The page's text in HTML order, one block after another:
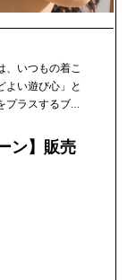
、いつもの着こ
よい遊び心」と
プラスするブラ
ン】販売